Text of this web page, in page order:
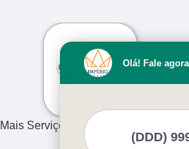
›
Mais Serviços
Olá! Fale